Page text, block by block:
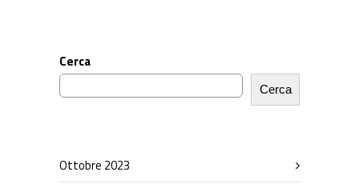
Cerca
Cerca
Ottobre 2023